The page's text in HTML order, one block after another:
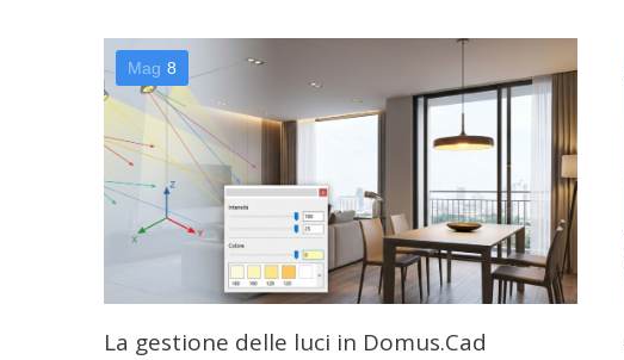
Mag 8
La gestione delle luci in Domus.Cad